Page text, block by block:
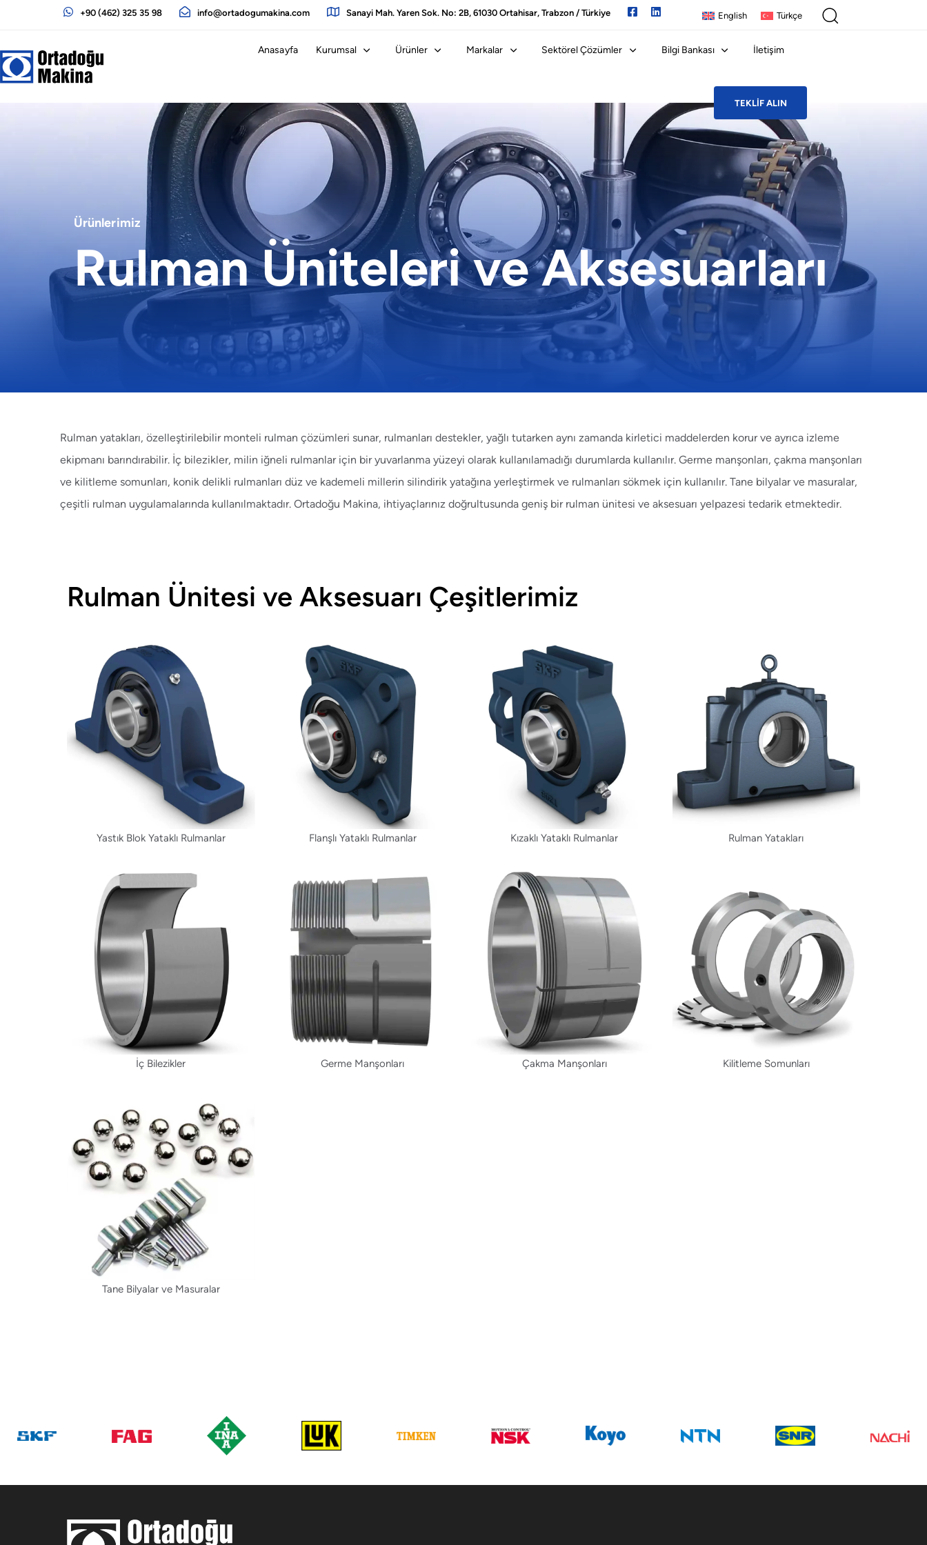
+90 (462) 325 35 98 info@ortadogumakina.com Sanayi Mah. Yaren Sok. No: 2B, 61030 Ortahisar, Trabzon / Türkiye English Türkçe
Anasayfa Kurumsal Ürünler Markalar Sektörel Çözümler Bilgi Bankası İletişim
TEKLIF ALIN
Ürünlerimiz
Rulman Üniteleri ve Aksesuarları
Rulman yatakları, özelleştirilebilir monteli rulman çözümleri sunar, rulmanları destekler, yağlı tutarken aynı zamanda kirletici maddelerden korur ve ayrıca izleme
ekipmanı barındırabilir. İç bilezikler, milin iğneli rulmanlar için bir yuvarlanma yüzeyi olarak kullanılamadığı durumlarda kullanılır. Germe manşonları, çakma manşonları
ve kilitleme somunları, konik delikli rulmanları düz ve kademeli millerin silindirik yatağına yerleştirmek ve rulmanları sökmek için kullanılır. Tane bilyalar ve masuralar,
çeşitli rulman uygulamalarında kullanılmaktadır. Ortadoğu Makina, ihtiyaçlarınız doğrultusunda geniş bir rulman ünitesi ve aksesuarı yelpazesi tedarik etmektedir.
Rulman Ünitesi ve Aksesuarı Çeşitlerimiz
Yastık Blok Yataklı Rulmanlar Flanşlı Yataklı Rulmanlar Kızaklı Yataklı Rulmanlar Rulman Yatakları
İç Bilezikler Germe Manşonları Çakma Manşonları Kilitleme Somunları
Tane Bilyalar ve Masuralar